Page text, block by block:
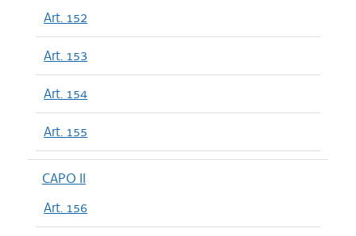
Art. 152
Art. 153
Art. 154
Art. 155
CAPO II
Art. 156